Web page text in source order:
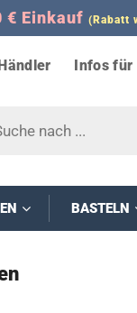
€ Einkauf (Rabatt
Infos für
BASTELN